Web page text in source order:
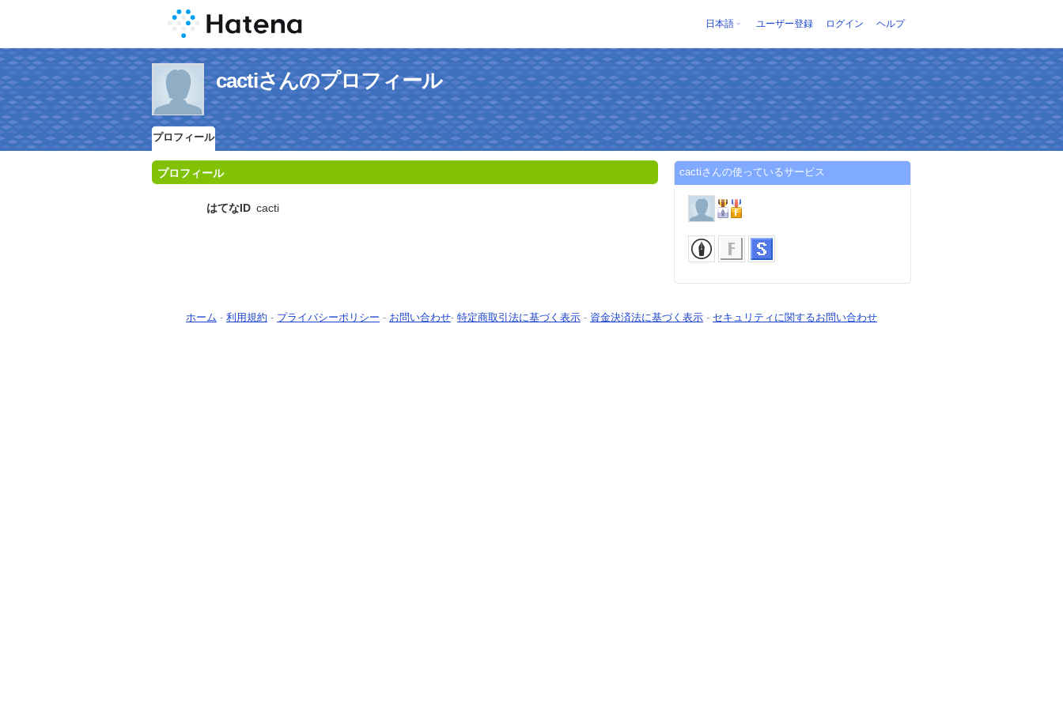
日本語 ユーザー登録 ログイン ヘルプ
cactiさんのプロフィール
プロフィール
プロフィール
はてなID cacti
cactiさんの使っているサービス
ホーム - 利用規約 - プライバシーポリシー - お問い合わせ- 特定商取引法に基づく表示 - 資金決済法に基づく表示 - セキュリティに関するお問い合わせ